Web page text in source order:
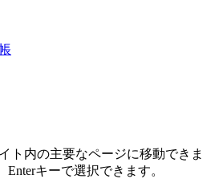
ト内の主要なページに移動できま
キーで選択できます。